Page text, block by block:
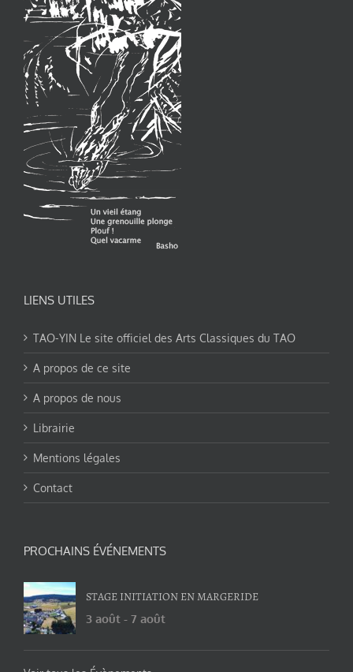
LIENS UTILES
TAO-YIN Le site officiel des Arts Classiques du TAO
A propos de ce site
A propos de nous
Librairie
Mentions légales
Contact
PROCHAINS ÉVÉNEMENTS
STAGE INITIATION EN MARGERIDE
3 août - 7 août